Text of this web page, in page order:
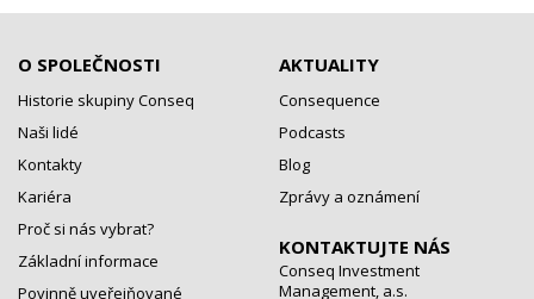
O SPOLEČNOSTI
Historie skupiny Conseq
Naši lidé
Kontakty
Kariéra
Proč si nás vybrat?
Základní informace
Povinně uveřejňované
AKTUALITY
Consequence
Podcasts
Blog
Zprávy a oznámení
KONTAKTUJTE NÁS
Conseq Investment
Management, a.s.